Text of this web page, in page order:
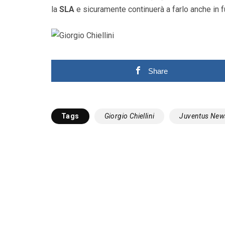
la SLA e sicuramente continuerà a farlo anche in
Share
Tags Giorgio Chiellini Juventus